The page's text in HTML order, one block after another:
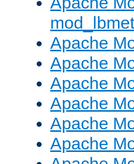
Apache
Apache
Apache
Apache
Apache
Apache